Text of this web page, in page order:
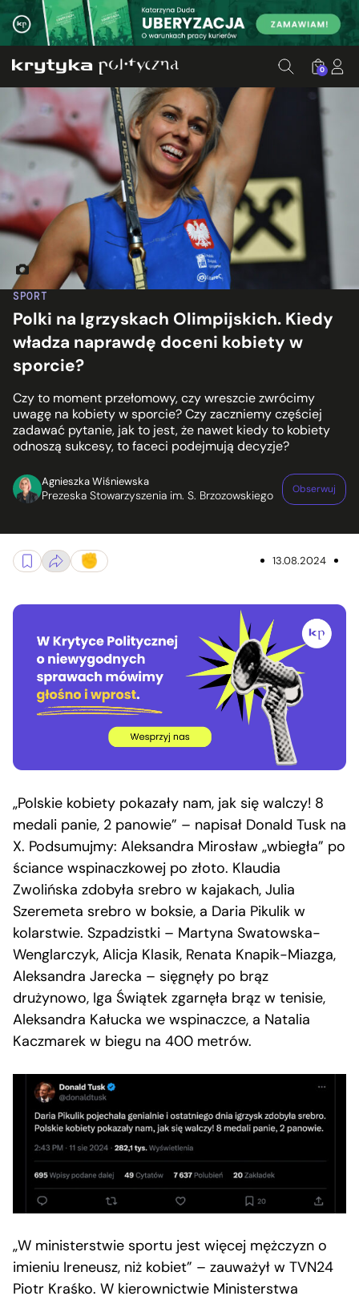
0
SPORT
Polki na Igrzyskach Olimpijskich. Kiedy
władza naprawdę doceni kobiety w
sporcie?
Czy to moment przełomowy, czy wreszcie zwrócimy
uwagę na kobiety w sporcie? Czy zaczniemy częściej
zadawać pytanie, jak to jest, że nawet kiedy to kobiety
odnoszą sukcesy, to faceci podejmują decyzje?
Agnieszka Wiśniewska
Prezeska Stowarzyszenia im. S. Brzozowskiego Obserwuj
Aleksandra Mirosław. Fot. Simon Legner/Wikimedia Commons
13.08.2024
„Polskie kobiety pokazały nam, jak się walczy! 8
medali panie, 2 panowie” – napisał Donald Tusk na
X. Podsumujmy: Aleksandra Mirosław „wbiegła” po
ściance wspinaczkowej po złoto. Klaudia
Zwolińska zdobyła srebro w kajakach, Julia
Szeremeta srebro w boksie, a Daria Pikulik w
kolarstwie. Szpadzistki – Martyna Swatowska-
Wenglarczyk, Alicja Klasik, Renata Knapik-Miazga,
Aleksandra Jarecka – sięgnęły po brąz
drużynowo, Iga Świątek zgarnęła brąz w tenisie,
Aleksandra Kałucka we wspinaczce, a Natalia
Kaczmarek w biegu na 400 metrów.
„W ministerstwie sportu jest więcej mężczyzn o
imieniu Ireneusz, niż kobiet” – zauważył w TVN24
Piotr Kraśko. W kierownictwie Ministerstwa